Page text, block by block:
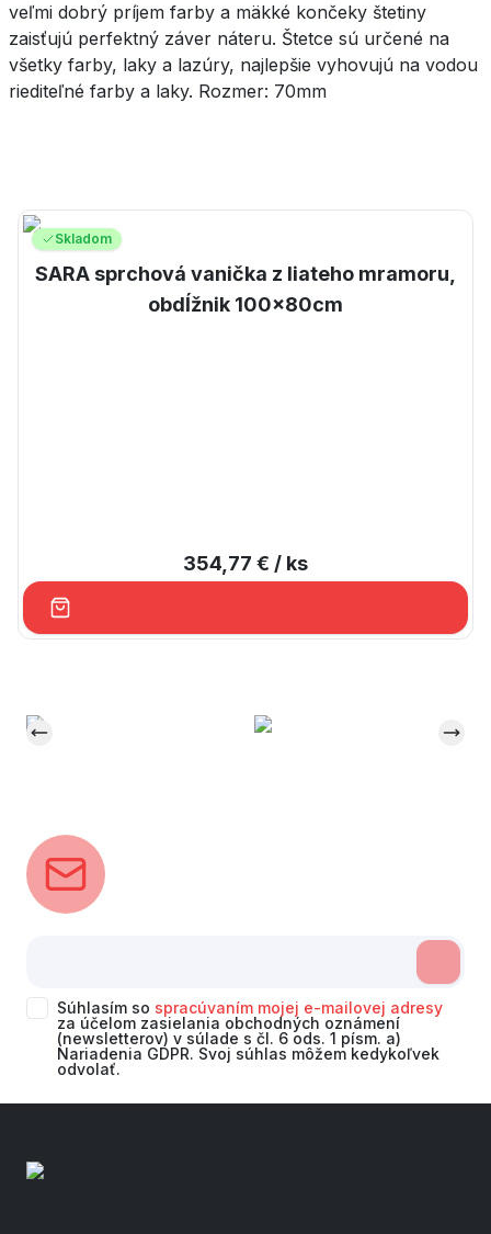
veľmi dobrý príjem farby a mäkké končeky štetiny
zaisťujú perfektný záver náteru. Štetce sú určené na
všetky farby, laky a lazúry, najlepšie vyhovujú na vodou
riediteľné farby a laky. Rozmer: 70mm
Skladom
SARA sprchová vanička z liateho mramoru,
obdĺžnik 100x80cm
354,77 € / ks
Súhlasím so spracúvaním mojej e-mailovej adresy
za účelom zasielania obchodných oznámení
(newsletterov) v súlade s čl. 6 ods. 1 písm. a)
Nariadenia GDPR. Svoj súhlas môžem kedykoľvek
odvolať.